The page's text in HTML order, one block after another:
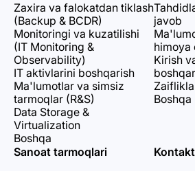
Zaxira va falokatdan tiklash
(Backup & BCDR)
Monitoringi va kuzatilishi
(IT Monitoring &
Observability)
IT aktivlarini boshqarish
Ma'lumotlar va simsiz
tarmoqlar (R&S)
Data Storage &
Virtualization
Boshqa
javob
himoya
Kirish
Boshqa
Sanoat tarmoqlari